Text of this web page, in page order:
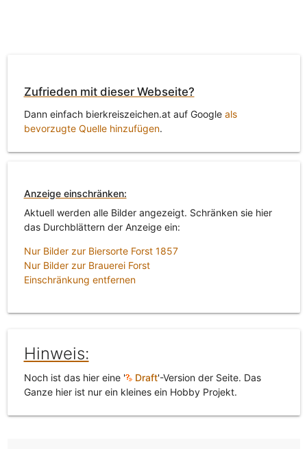
Zufrieden mit dieser Webseite?
Dann einfach bierkreiszeichen.at auf Google als
bevorzugte Quelle hinzufügen.
Anzeige einschränken:
Aktuell werden alle Bilder angezeigt. Schränken sie hier
das Durchblättern der Anzeige ein:
Nur Bilder zur Biersorte Forst 1857
Nur Bilder zur Brauerei Forst
Einschränkung entfernen
Hinweis:
Noch ist das hier eine ' Draft'-Version der Seite. Das
Ganze hier ist nur ein kleines ein Hobby Projekt.